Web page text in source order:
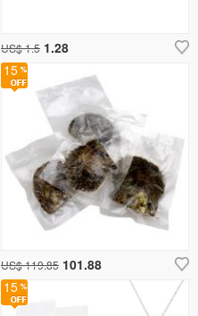
US$ 1.5 1.28
15
15
US$ 119.85 101.88